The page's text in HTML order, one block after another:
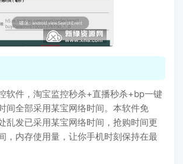
软件，淘宝监控秒杀+直播秒杀+bp一键
间全部采用某宝网络时间。本软件免
乱发已采用某宝网络时间，抢购时间更
，内存使用量，让你手机时刻保持在最